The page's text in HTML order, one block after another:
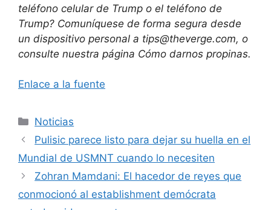
teléfono celular de Trump o el teléfono de
Trump? Comuníquese de forma segura desde
un dispositivo personal a tips@theverge.com, o
consulte nuestra página Cómo darnos propinas.
Enlace a la fuente
Categorías
Noticias
Pulisic parece listo para dejar su huella en el
Mundial de USMNT cuando lo necesiten
Zohran Mamdani: El hacedor de reyes que
conmocionó al establishment demócrata